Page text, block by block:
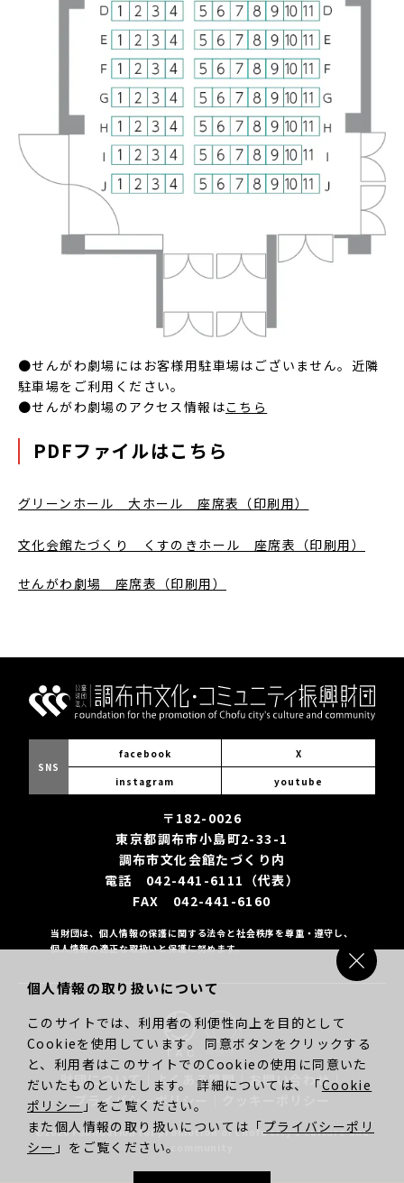
●せんがわ劇場にはお客様用駐車場はございません。近隣
駐車場をご利用ください。
●せんがわ劇場のアクセス情報はこちら
PDFファイルはこちら
グリーンホール 大ホール 座席表（印刷用）
文化会館たづくり くすのきホール 座席表（印刷用）
せんがわ劇場 座席表（印刷用）
SNS
facebook X
instagram youtube
〒182-0026
東京都調布市小島町2-33-1
調布市文化会館たづくり内
電話 042-441-6111（代表）
FAX 042-441-6160
当財団は、個人情報の保護に関する法令と社会秩序を尊重・遵守し、
個人情報の適正な取扱いと保護に努めます。
財団について｜よくある質問｜お問い合わせ｜
プライバシーポリシー
©2026 Foundation for promotion of Chofu city’s culture and
個人情報の取り扱いについて
このサイトでは、利用者の利便性向上を目的として
Cookieを使用しています。 同意ボタンをクリックする
と、利用者はこのサイトでのCookieの使用に同意いた
だいたものといたします。 詳細については、「Cookie
ポリシー 」をご覧ください。
また個人情報の取り扱いについては「プライバシーポリ
シー 」をご覧ください。